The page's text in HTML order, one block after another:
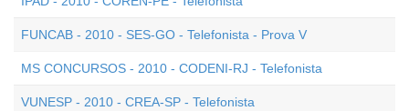
FUNCAB - 2010 - SES-GO - Telefonista - Prova V
MS CONCURSOS - 2010 - CODENI-RJ - Telefonista
VUNESP - 2010 - CREA-SP - Telefonista